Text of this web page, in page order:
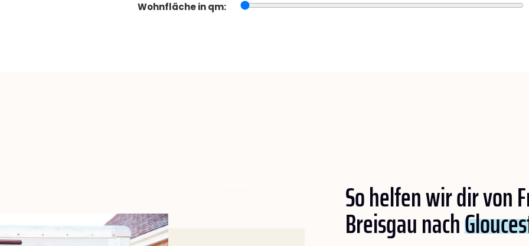
Wohnfläche in qm:
So helfen wir dir von
Breisgau nach